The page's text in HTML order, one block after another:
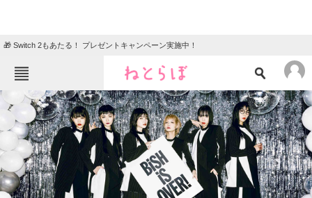
🎁 Switch 2もあたる！ プレゼントキャンペーン実施中！
ねとらぼメニュー
TOP ニュース
エンタメ クイズ
グルメ 地域
住まい 教育・育児